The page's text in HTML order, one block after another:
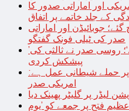
اور اماراتی صدور کا
کے جلد خاتمے پر اتفاق
جوبائیڈن اور اماراتی
صدر کی ٹیلی فونک گفتگو
’آزاد ریاست فلسطینیوں کا حق ہے‘؛ روسی صدر نے ثالثی کی
پیشکش کردی
پر حملے شیطانی عمل ہے:
امریکی صدر
لیڈر پر گلیٹر پھینک دیا
فتح پر جمعے کو ’یومِ